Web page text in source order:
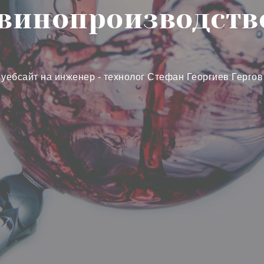
уебсайт на инженер - технолог Стефан Георгиев Гергов